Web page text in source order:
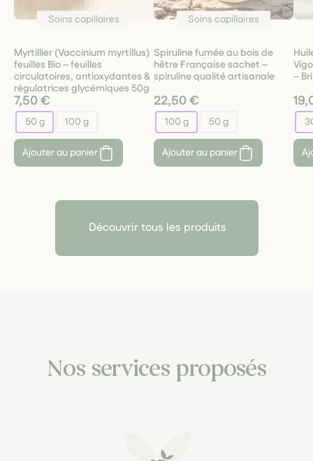
Soins capillaires
Myrtillier (Vaccinium myrtillus)
feuilles Bio – feuilles
circulatoires, antioxydantes &
régulatrices glycémiques 50g
7,50 €
50 g 100 g
Ajouter au panier
Soins capillaires
Spiruline fumée au bois de
hêtre Française sachet –
spiruline qualité artisanale
22,50 €
100 g 50 g
Ajouter au panier
–
Découvrir tous les produits
Nos services proposés